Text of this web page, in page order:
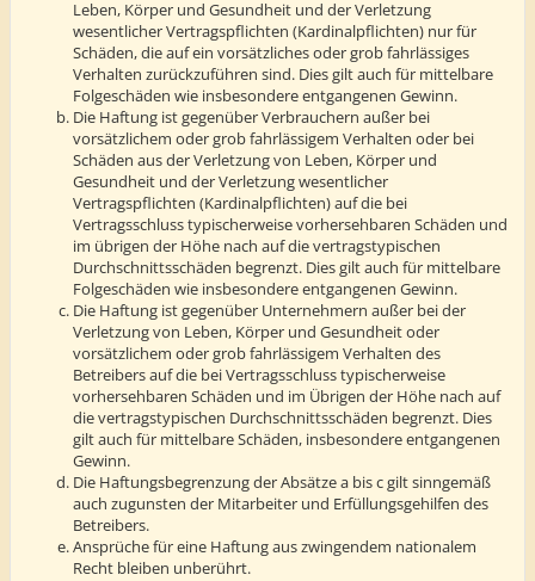
Leben, Körper und Gesundheit und der Verletzung
wesentlicher Vertragspflichten (Kardinalpflichten) nur für
Schäden, die auf ein vorsätzliches oder grob fahrlässiges
Verhalten zurückzuführen sind. Dies gilt auch für mittelbare
Folgeschäden wie insbesondere entgangenen Gewinn.
Die Haftung ist gegenüber Verbrauchern außer bei
vorsätzlichem oder grob fahrlässigem Verhalten oder bei
Schäden aus der Verletzung von Leben, Körper und
Gesundheit und der Verletzung wesentlicher
Vertragspflichten (Kardinalpflichten) auf die bei
Vertragsschluss typischerweise vorhersehbaren Schäden und
im übrigen der Höhe nach auf die vertragstypischen
Durchschnittsschäden begrenzt. Dies gilt auch für mittelbare
Folgeschäden wie insbesondere entgangenen Gewinn.
Die Haftung ist gegenüber Unternehmern außer bei der
Verletzung von Leben, Körper und Gesundheit oder
vorsätzlichem oder grob fahrlässigem Verhalten des
Betreibers auf die bei Vertragsschluss typischerweise
vorhersehbaren Schäden und im Übrigen der Höhe nach auf
die vertragstypischen Durchschnittsschäden begrenzt. Dies
gilt auch für mittelbare Schäden, insbesondere entgangenen
Gewinn.
Die Haftungsbegrenzung der Absätze a bis c gilt sinngemäß
auch zugunsten der Mitarbeiter und Erfüllungsgehilfen des
Betreibers.
Ansprüche für eine Haftung aus zwingendem nationalem
Recht bleiben unberührt.